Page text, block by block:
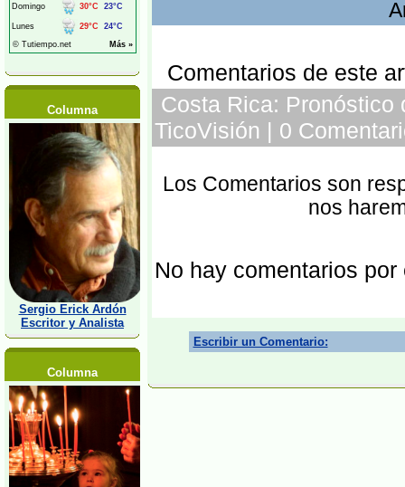
Columna
Sergio Erick Ardón
Escritor y Analista
Columna
Comentarios de este
Costa Rica: Pronóstico
TicoVisión | 0
Los Comentarios son
nos
No hay comentarios por
Escribir un Comentario: